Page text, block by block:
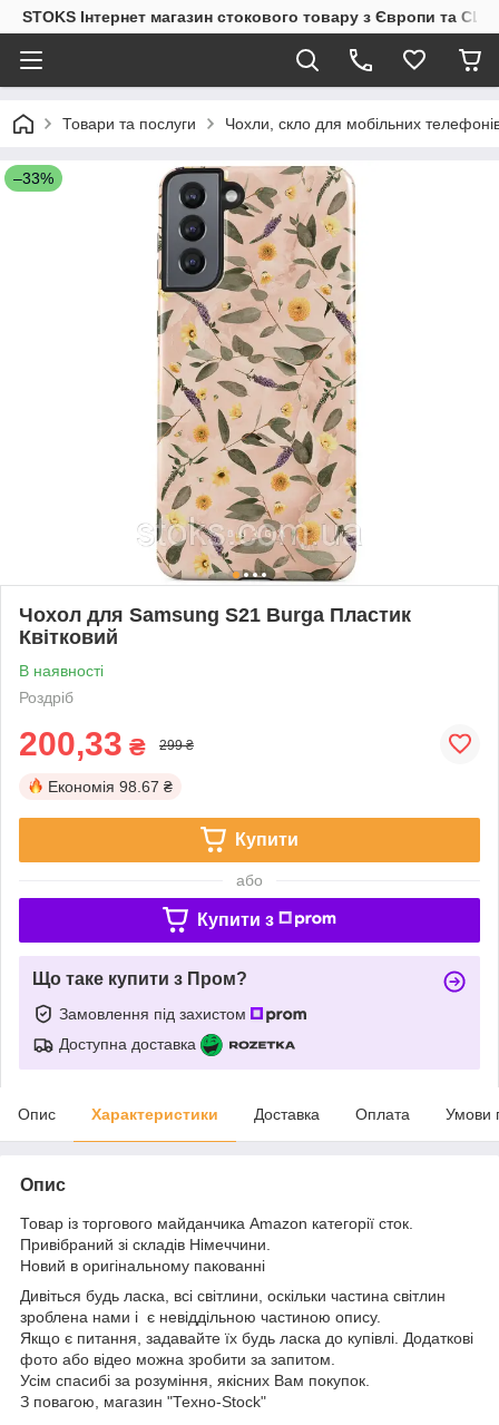
STOKS Інтернет магазин стокового товару з Європи та
Товари та послуги Чохли, скло для мобільних
–33%
Чохол для Samsung S21 Burga Пластик
Квітковий
В наявності
Роздріб
200,33 ₴ 299 ₴
Економія 98.67 ₴
Купити
або
Купити з
Що таке купити з Пром?
Замовлення під захистом
Доступна доставка
Опис Характеристики Доставка Оплата Умови
Опис
Товар із торгового майданчика Amazon категорії сток.
Привібраний зі складів Німеччини.
Новий в оригінальному пакованні
Дивіться будь ласка, всі світлини, оскільки частина світлин
зроблена нами і є невіддільною частиною опису.
Якщо є питання, задавайте їх будь ласка до купівлі. Додаткові
фото або відео можна зробити за запитом.
Усім спасибі за розуміння, якісних Вам покупок.
З повагою, магазин "Техно-Stock"